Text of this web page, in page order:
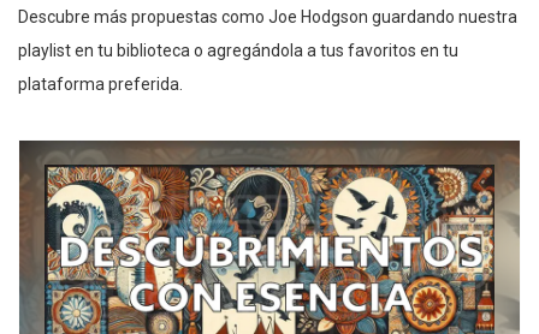
Descubre más propuestas como Joe Hodgson guardando nuestra
playlist en tu biblioteca o agregándola a tus favoritos en tu
plataforma preferida.